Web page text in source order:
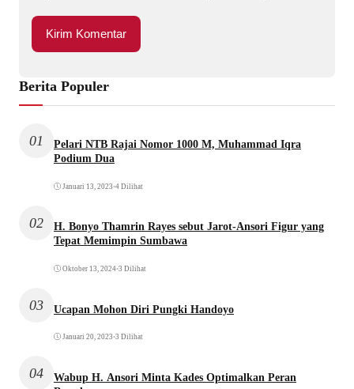
Berita Populer
01
Pelari NTB Rajai Nomor 1000 M, Muhammad Iqra
Podium Dua
Januari 13, 2023 •4 Dilihat
02
H. Bonyo Thamrin Rayes sebut Jarot-Ansori Figur yang
Tepat Memimpin Sumbawa
Oktober 13, 2024•3 Dilihat
03 Ucapan Mohon Diri Pungki Handoyo
Januari 20, 2023 •3 Dilihat
04
Wabup H. Ansori Minta Kades Optimalkan Peran